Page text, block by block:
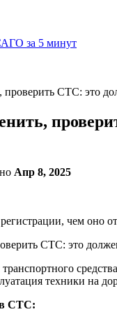
проверить СТС: это
Апр 8, 2025
чем оно
транспортного
техники на
в СТС: